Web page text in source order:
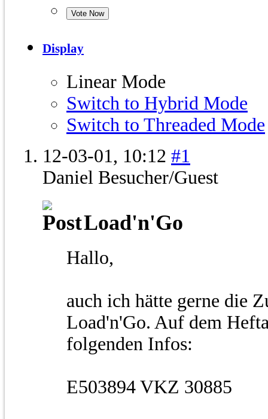
Display
Linear Mode
Switch to Hybrid Mode
Switch to Threaded Mode
12-03-01, 10:12 #1
Daniel Besucher/Guest
Load'n'Go
Hallo,
auch ich hätte gerne die
Load'n'Go. Auf dem
folgenden Infos:
E503894 VKZ 30885